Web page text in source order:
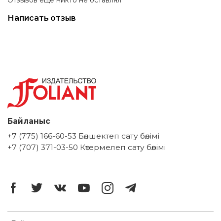
Написать отзыв
Байланыс
+7 (775) 166-60-53 Бөлшектеп сату бөлімі
+7 (707) 371-03-50 Көтермелеп сату бөлімі